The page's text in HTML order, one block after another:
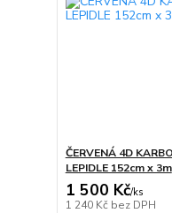
ČERVENÁ 4D
LEPIDLE 152cm x 3m
1 500 Kč/ks
1 240 Kč bez DPH